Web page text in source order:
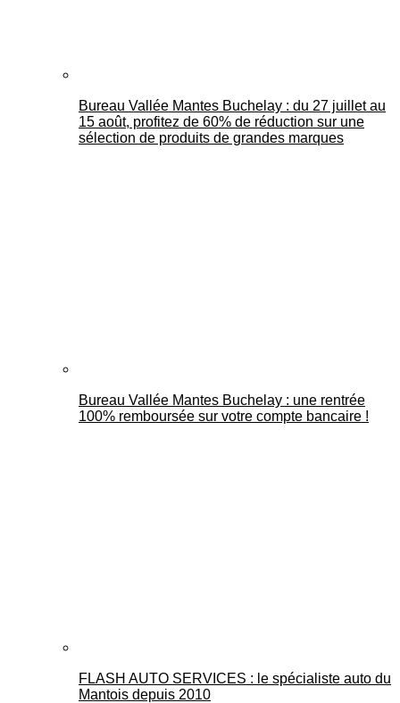
Bureau Vallée Mantes Buchelay : du 27 juillet au
15 août, profitez de 60% de réduction sur une
sélection de produits de grandes marques
Bureau Vallée Mantes Buchelay : une rentrée
100% remboursée sur votre compte bancaire !
FLASH AUTO SERVICES : le spécialiste auto du
Mantois depuis 2010